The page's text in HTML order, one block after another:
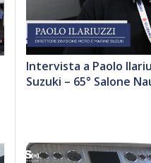
Intervista a Paolo
Suzuki – 65° Salone